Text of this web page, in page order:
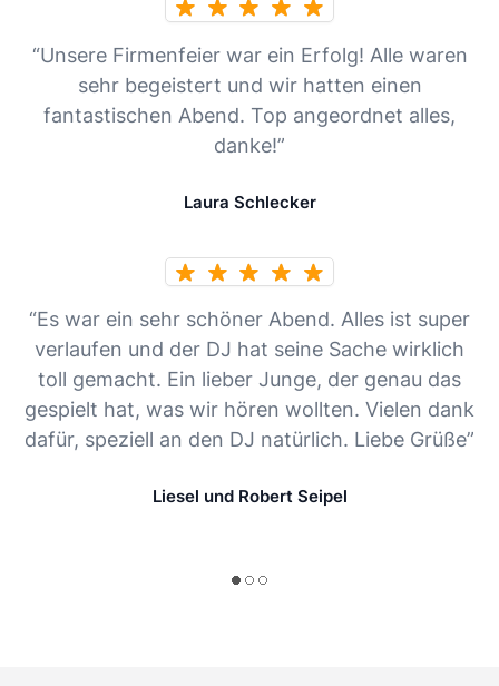
“Unsere Firmenfeier war ein Erfolg! Alle waren
sehr begeistert und wir hatten einen
fantastischen Abend. Top angeordnet alles,
danke!”
Laura Schlecker
“Es war ein sehr schöner Abend. Alles ist super
verlaufen und der DJ hat seine Sache wirklich
toll gemacht. Ein lieber Junge, der genau das
gespielt hat, was wir hören wollten. Vielen dank
dafür, speziell an den DJ natürlich. Liebe Grüße”
Liesel und Robert Seipel